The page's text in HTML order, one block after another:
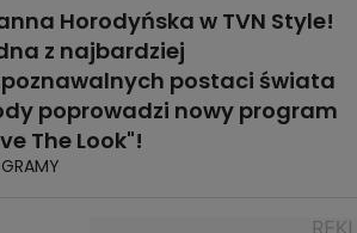
Horodyńska w TVN Style!
z najbardziej
postaci świata
poprowadzi nowy program
The Look"!